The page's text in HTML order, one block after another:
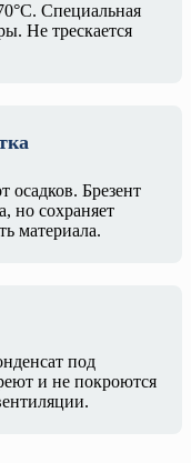
Специальная
Не трескается
осадков. Брезент
но сохраняет
материала.
под
и не покроются